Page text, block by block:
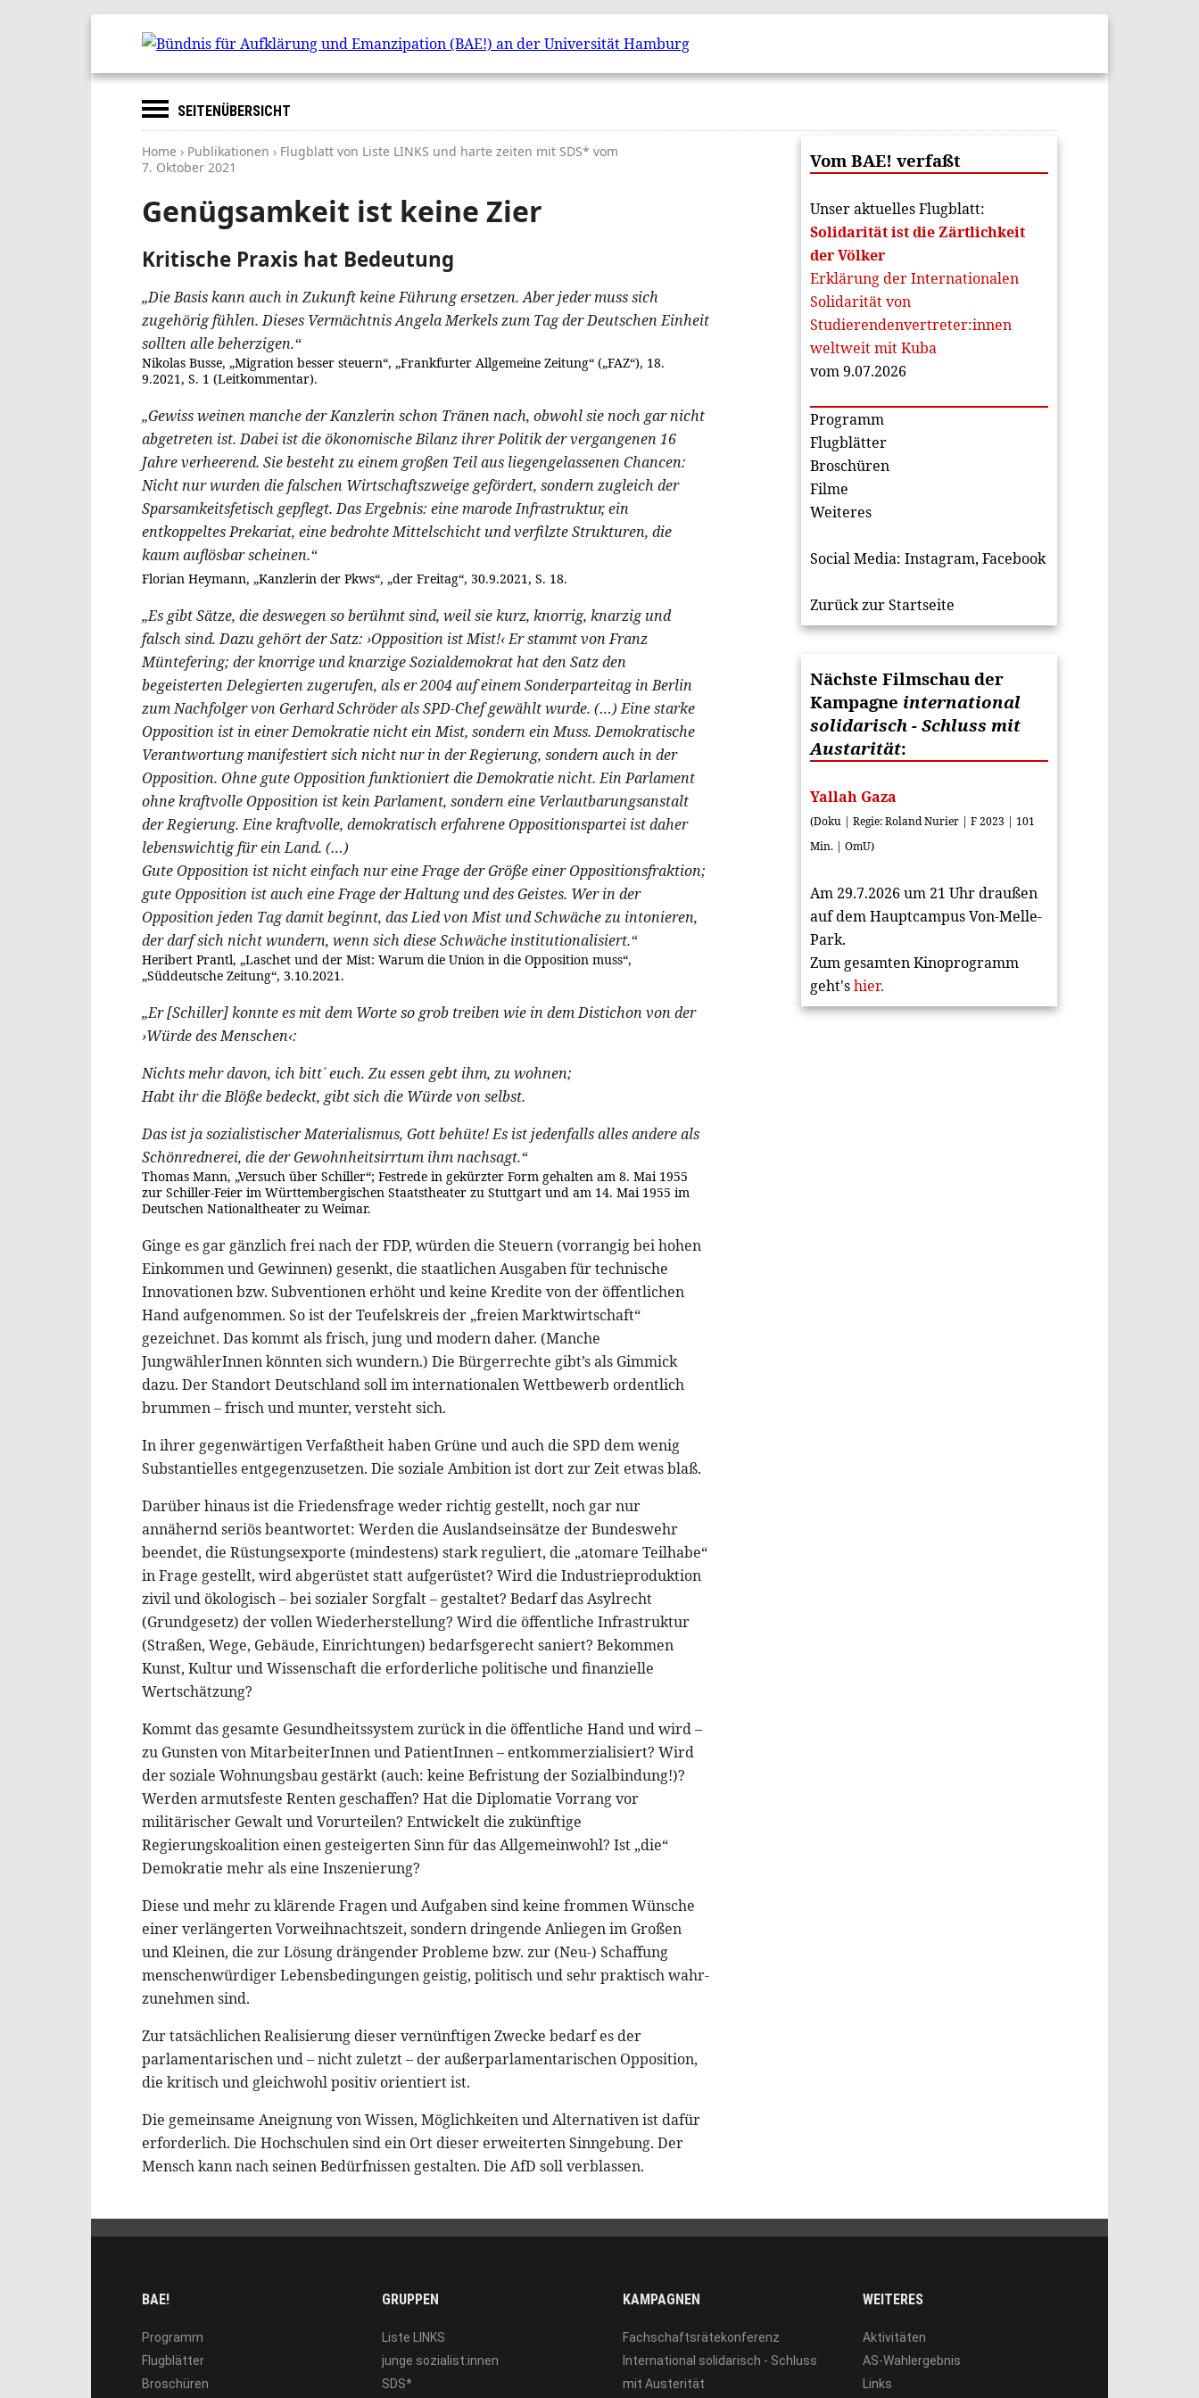
SEITENÜBERSICHT
Home › Publikationen › Flugblatt von Liste LINKS und harte zeiten mit SDS* vom
7. Oktober 2021
Genügsamkeit ist keine Zier
Kritische Praxis hat Bedeutung
„Die Basis kann auch in Zukunft keine Führung ersetzen. Aber jeder muss sich
zugehörig fühlen. Dieses Vermächtnis Angela Merkels zum Tag der Deutschen Einheit
sollten alle beherzigen.“
Nikolas Busse, „Migration besser steuern“, „Frankfurter Allgemeine Zeitung“ („FAZ“), 18.
9.2021, S. 1 (Leitkommentar).
„Gewiss weinen manche der Kanzlerin schon Tränen nach, obwohl sie noch gar nicht
abgetreten ist. Dabei ist die ökonomische Bilanz ihrer Politik der vergangenen 16
Jahre verheerend. Sie besteht zu einem großen Teil aus liegengelassenen Chancen:
Nicht nur wurden die falschen Wirtschaftszweige gefördert, sondern zugleich der
Sparsamkeitsfetisch gepflegt. Das Ergebnis: eine marode Infrastruktur, ein
entkoppeltes Prekariat, eine bedrohte Mittelschicht und verfilzte Strukturen, die
kaum auflösbar scheinen.“
Florian Heymann, „Kanzlerin der Pkws“, „der Freitag“, 30.9.2021, S. 18.
„Es gibt Sätze, die deswegen so berühmt sind, weil sie kurz, knorrig, knarzig und
falsch sind. Dazu gehört der Satz: ›Opposition ist Mist!‹ Er stammt von Franz
Müntefering; der knorrige und knarzige Sozialdemokrat hat den Satz den
begeisterten Delegierten zugerufen, als er 2004 auf einem Sonderparteitag in Berlin
zum Nachfolger von Gerhard Schröder als SPD-Chef gewählt wurde. (…) Eine starke
Opposition ist in einer Demokratie nicht ein Mist, sondern ein Muss. Demokratische
Verantwortung manifestiert sich nicht nur in der Regierung, sondern auch in der
Opposition. Ohne gute Opposition funktioniert die Demokratie nicht. Ein Parlament
ohne kraftvolle Opposition ist kein Parlament, sondern eine Verlautbarungsanstalt
der Regierung. Eine kraftvolle, demokratisch erfahrene Oppositionspartei ist daher
lebenswichtig für ein Land. (…)
Gute Opposition ist nicht einfach nur eine Frage der Größe einer Oppositionsfraktion;
gute Opposition ist auch eine Frage der Haltung und des Geistes. Wer in der
Opposition jeden Tag damit beginnt, das Lied von Mist und Schwäche zu intonieren,
der darf sich nicht wundern, wenn sich diese Schwäche institutionalisiert.“
Heribert Prantl, „Laschet und der Mist: Warum die Union in die Opposition muss“,
„Süddeutsche Zeitung“, 3.10.2021.
„Er [Schiller] konnte es mit dem Worte so grob treiben wie in dem Distichon von der
›Würde des Menschen‹:
Nichts mehr davon, ich bitt´ euch. Zu essen gebt ihm, zu wohnen;
Habt ihr die Blöße bedeckt, gibt sich die Würde von selbst.
Das ist ja sozialistischer Materialismus, Gott behüte! Es ist jedenfalls alles andere als
Schönrednerei, die der Gewohnheitsirrtum ihm nachsagt.“
Thomas Mann, „Versuch über Schiller“; Festrede in gekürzter Form gehalten am 8. Mai 1955
zur Schiller-Feier im Württembergischen Staatstheater zu Stuttgart und am 14. Mai 1955 im
Deutschen Nationaltheater zu Weimar.
Ginge es gar gänzlich frei nach der FDP, würden die Steuern (vorrangig bei hohen
Einkommen und Gewinnen) gesenkt, die staatlichen Ausgaben für technische
Innovationen bzw. Subventionen erhöht und keine Kredite von der öffentlichen
Hand aufgenommen. So ist der Teufelskreis der „freien Marktwirtschaft“
gezeichnet. Das kommt als frisch, jung und modern daher. (Manche
JungwählerInnen könnten sich wundern.) Die Bürgerrechte gibt’s als Gimmick
dazu. Der Standort Deutschland soll im internationalen Wettbewerb ordentlich
brummen – frisch und munter, versteht sich.
In ihrer gegenwärtigen Verfaßtheit haben Grüne und auch die SPD dem wenig
Substantielles entgegenzusetzen. Die soziale Ambition ist dort zur Zeit etwas blaß.
Darüber hinaus ist die Friedensfrage weder richtig gestellt, noch gar nur
annähernd seriös beantwortet: Werden die Auslandseinsätze der Bundeswehr
beendet, die Rüstungsexporte (mindestens) stark reguliert, die „atomare Teilhabe“
in Frage gestellt, wird abgerüstet statt aufgerüstet? Wird die Industrieproduktion
zivil und ökologisch – bei sozialer Sorgfalt – gestaltet? Bedarf das Asylrecht
(Grundgesetz) der vollen Wiederherstellung? Wird die öffentliche Infrastruktur
(Straßen, Wege, Gebäude, Einrichtungen) bedarfsgerecht saniert? Bekommen
Kunst, Kultur und Wissenschaft die erforderliche politische und finanzielle
Wertschätzung?
Kommt das gesamte Gesundheitssystem zurück in die öffentliche Hand und wird –
zu Gunsten von MitarbeiterInnen und PatientInnen – entkommerzialisiert? Wird
der soziale Wohnungsbau gestärkt (auch: keine Befristung der Sozialbindung!)?
Werden armutsfeste Renten geschaffen? Hat die Diplomatie Vorrang vor
militärischer Gewalt und Vorurteilen? Entwickelt die zukünftige
Regierungskoalition einen gesteigerten Sinn für das Allgemeinwohl? Ist „die“
Demokratie mehr als eine Inszenierung?
Diese und mehr zu klärende Fragen und Aufgaben sind keine frommen Wünsche
einer verlängerten Vorweihnachtszeit, sondern dringende Anliegen im Großen
und Kleinen, die zur Lösung drängender Probleme bzw. zur (Neu-) Schaffung
menschenwürdiger Lebensbedingungen geistig, politisch und sehr praktisch wahr-
zunehmen sind.
Zur tatsächlichen Realisierung dieser vernünftigen Zwecke bedarf es der
parlamentarischen und – nicht zuletzt – der außerparlamentarischen Opposition,
die kritisch und gleichwohl positiv orientiert ist.
Die gemeinsame Aneignung von Wissen, Möglichkeiten und Alternativen ist dafür
erforderlich. Die Hochschulen sind ein Ort dieser erweiterten Sinngebung. Der
Mensch kann nach seinen Bedürfnissen gestalten. Die AfD soll verblassen.
Vom BAE! verfaßt
Unser aktuelles Flugblatt:
Solidarität ist die Zärtlichkeit
der Völker
Erklärung der Internationalen
Solidarität von
Studierendenvertreter:innen
weltweit mit Kuba
vom 9.07.2026
Programm
Flugblätter
Broschüren
Filme
Weiteres
Social Media: Instagram, Facebook
Zurück zur Startseite
Nächste Filmschau der
Kampagne international
solidarisch - Schluss mit
Austarität:
Yallah Gaza
(Doku | Regie: Roland Nurier | F 2023 | 101
Min. | OmU)
Am 29.7.2026 um 21 Uhr draußen
auf dem Hauptcampus Von-Melle-
Park.
Zum gesamten Kinoprogramm
geht'shier.
BAE!
Programm
Flugblätter
Broschüren
GRUPPEN
Liste LINKS
junge sozialist:innen
SDS*
KAMPAGNEN
Fachschaftsrätekonferenz
International solidarisch - Schluss
mit Austerität
WEITERES
Aktivitäten
AS-Wahlergebnis
Links